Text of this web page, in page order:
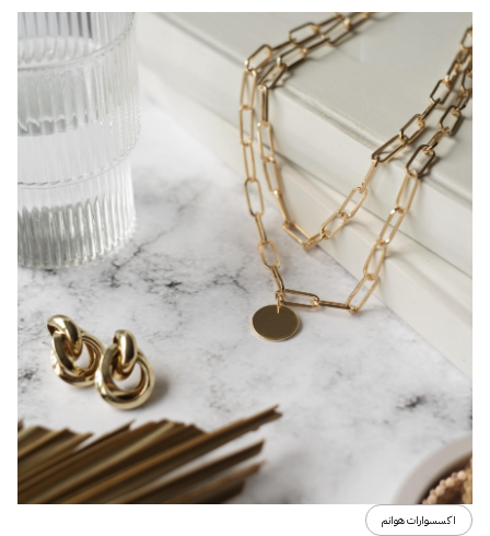
اكسسوارات هوانم